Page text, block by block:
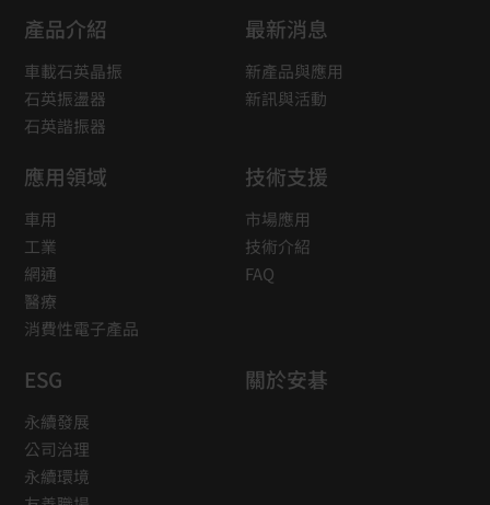
產品介紹
車載石英晶振
石英振盪器
石英諧振器
最新消息
新產品與應用
新訊與活動
應用領域
車用
工業
網通
醫療
消費性電子產品
技術支援
市場應用
技術介紹
FAQ
ESG
永續發展
公司治理
永續環境
關於安碁